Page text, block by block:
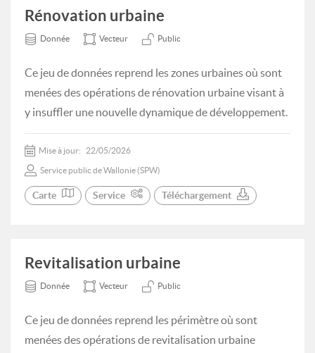
Rénovation urbaine
Donnée Vecteur Public
Ce jeu de données reprend les zones urbaines où sont
menées des opérations de rénovation urbaine visant à
y insuffler une nouvelle dynamique de développement.
Mise à jour: 22/05/2026
Service public de Wallonie (SPW)
Carte Service Téléchargement
Revitalisation urbaine
Donnée Vecteur Public
Ce jeu de données reprend les périmètre où sont
menées des opérations de revitalisation urbaine